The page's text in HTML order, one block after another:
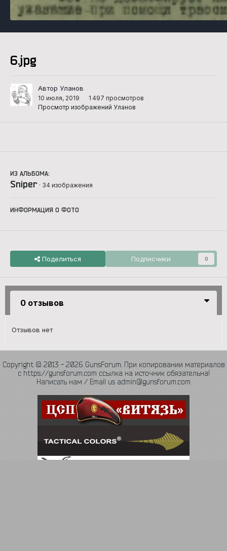
6.jpg
Автор Уланов
10 июля, 2019
1 497 просмотров
Просмотр изображений Уланов
ИЗ АЛЬБОМА:
Sniper · 34 изображения
ИНФОРМАЦИЯ О ФОТО
Поделиться Подписчики 0
0 отзывов
Отзывов нет
Copyright © 2013 - 2026 GunsForum. При копировании материалов
с https://gunsforum.com ссылка на источник обязательна!
Написать нам / Email us admin@gunsforum.com